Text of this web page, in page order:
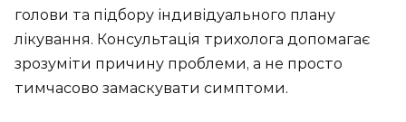
голови та підбору індивідуального плану
лікування. Консультація трихолога допомагає
зрозуміти причину проблеми, а не просто
тимчасово замаскувати симптоми.